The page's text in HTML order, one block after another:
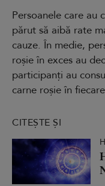
Persoanele care au
părut să aibă rate
cauze. În medie,
roșie în exces au
participanți au
carne roșie în
CITEȘTE ȘI